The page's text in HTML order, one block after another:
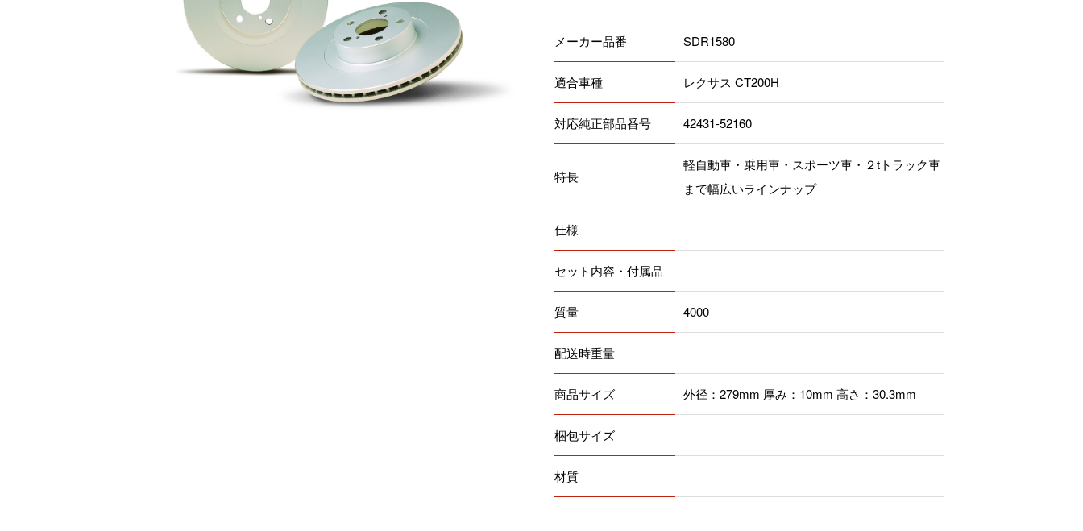
メーカー品番 SDR1580
適合車種 レクサス CT200H
対応純正部品番号 42431-52160
特長
軽自動車・乗用車・スポーツ車・２tトラック車
まで幅広いラインナップ
仕様
セット内容・付属品
質量 4000
配送時重量
商品サイズ 外径：279mm 厚み：10mm 高さ：30.3mm
梱包サイズ
材質